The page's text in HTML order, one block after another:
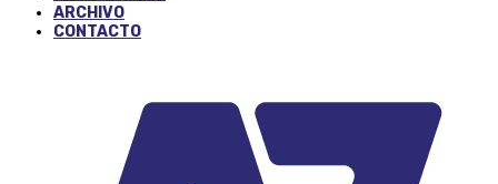
ARCHIVO
CONTACTO